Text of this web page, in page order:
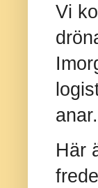
Vi
Här